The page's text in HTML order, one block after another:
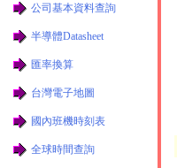
公司基本資料查詢
半導體Datasheet
匯率換算
台灣電子地圖
國內班機時刻表
全球時間查詢